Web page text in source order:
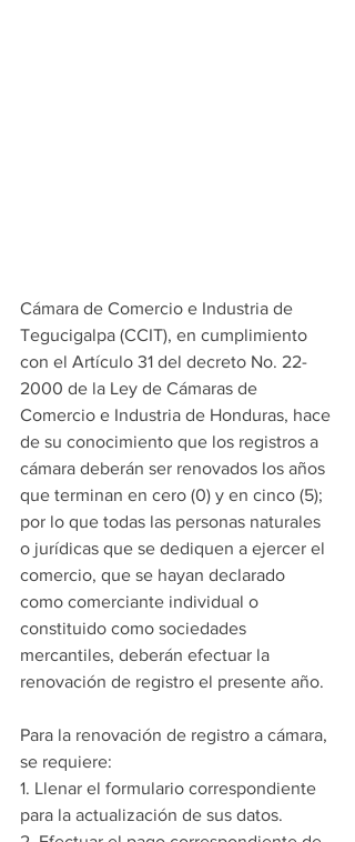
Cámara de Comercio e Industria de
Tegucigalpa (CCIT), en cumplimiento
con el Artículo 31 del decreto No. 22-
2000 de la Ley de Cámaras de
Comercio e Industria de Honduras, hace
de su conocimiento que los registros a
cámara deberán ser renovados los años
que terminan en cero (0) y en cinco (5);
por lo que todas las personas naturales
o jurídicas que se dediquen a ejercer el
comercio, que se hayan declarado
como comerciante individual o
constituido como sociedades
mercantiles, deberán efectuar la
renovación de registro el presente año.
Para la renovación de registro a cámara,
se requiere:
1. Llenar el formulario correspondiente
para la actualización de sus datos.